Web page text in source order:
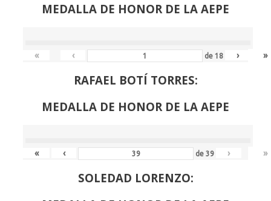
MEDALLA DE HONOR DE LA AEPE
« ‹ de18 › »
RAFAEL BOTÍ TORRES:
MEDALLA DE HONOR DE LA AEPE
« ‹ de39 › »
SOLEDAD LORENZO: